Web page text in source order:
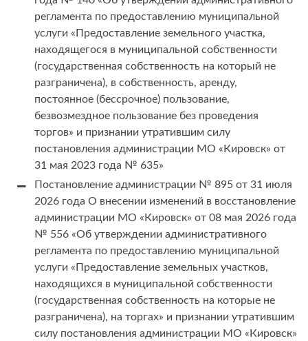
регламента по предоставлению муниципальной
услуги «Предоставление земельного участка,
находящегося в муниципальной собственности
(государственная собственность на который не
разграничена), в собственность, аренду,
постоянное (бессрочное) пользование,
безвозмездное пользование без проведения
торгов» и признании утратившим силу
постановления администрации МО «Кировск» от
31 мая 2023 года № 635»
Постановление администрации № 895 от 31 июля
2026 года О внесении изменений в восстановление
администрации МО «Кировск» от 08 мая 2026 года
№ 556 «Об утверждении административного
регламента по предоставлению муниципальной
услуги «Предоставление земельных участков,
находящихся в муниципальной собственности
(государственная собственность на которые не
разграничена), на торгах» и признании утратившим
силу постановления администрации МО «Кировск»